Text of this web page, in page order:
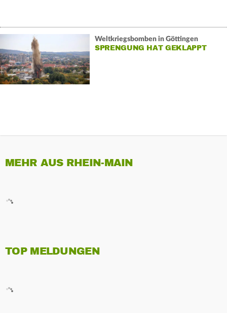
Weltkriegsbomben in Göttingen
SPRENGUNG HAT GEKLAPPT
MEHR AUS RHEIN-MAIN
TOP MELDUNGEN